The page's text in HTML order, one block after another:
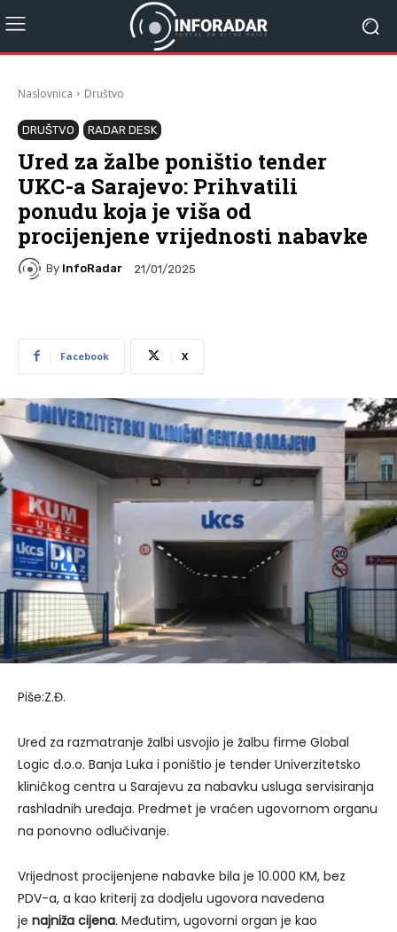
Naslovnica Društvo
DRUŠTVO RADAR DESK
Ured za žalbe poništio tender
UKC-a Sarajevo: Prihvatili
ponudu koja je viša od
procijenjene vrijednosti nabavke
By InfoRadar 21/01/2025
Facebook X
Piše:Z.Đ.
Ured za razmatranje žalbi usvojio je žalbu firme Global
Logic d.o.o. Banja Luka i poništio je tender Univerzitetsko
kliničkog centra u Sarajevu za nabavku usluga servisiranja
rashladnih uređaja. Predmet je vraćen ugovornom organu
na ponovno odlučivanje.
Vrijednost procijenjene nabavke bila je 10.000 KM, bez
PDV-a, a kao kriterij za dodjelu ugovora navedena
je najniža cijena. Međutim, ugovorni organ je kao